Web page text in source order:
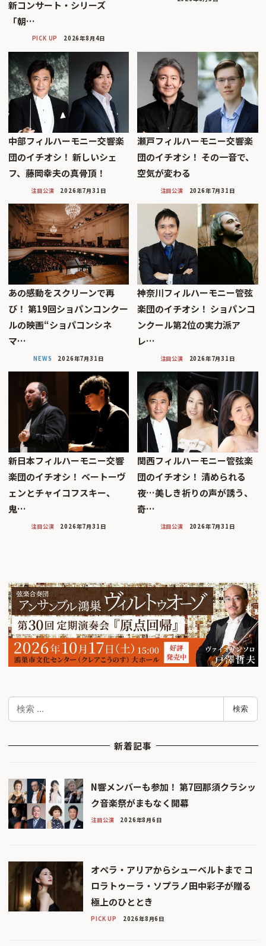
新コンサート・シリーズ
「朝…
PICK UP 2026年8月4日
中部フィルハーモニー交響楽
団のイチオシ！ 新しいシェ
フ、藤岡幸夫の真骨頂！
注目公演 2026年7月31日
瀬戸フィルハーモニー交響楽
団のイチオシ！ その一音で、
空気が変わる
注目公演 2026年7月31日
あの感動をスクリーンで再
び！ 第19回ショパンコンクー
ルの映画“ショパコンシネ
マ…
NEWS 2026年7月31日
神奈川フィルハーモニー管弦
楽団のイチオシ！ ショパンコ
ンクール第2位の実力派ア
レ…
注目公演 2026年7月31日
新日本フィルハーモニー交響
楽団のイチオシ！ ベートーヴ
ェンとチャイコフスキー、
鬼…
注目公演 2026年7月31日
関西フィルハーモニー管弦楽
団のイチオシ！ 清められる
夜…美しき祈りの声が誘う、
奇…
注目公演 2026年7月31日
検
検索
新着記事
N響メンバーも参加！ 第7回那須クラシッ
ク音楽祭がまもなく開幕
注目公演 2026年8月6日
オペラ・アリアからシューベルトまで コ
ロラトゥーラ・ソプラノ田中彩子が贈る
極上のひととき
PICK UP 2026年8月6日